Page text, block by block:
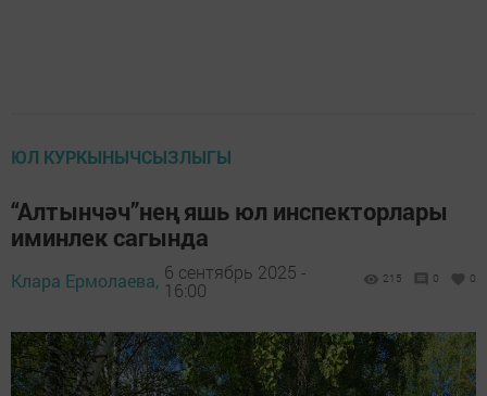
ЮЛ КУРКЫНЫЧСЫЗЛЫГЫ
“Алтынчәч”нең яшь юл инспекторлары
иминлек сагында
Клара Ермолаева, 6 сентябрь 2025 -
16:00
215 0 0